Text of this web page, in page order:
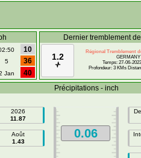
10
5
36
Jan 40
Dernier tremblement
1.2
Régional Tremblement
GERMANY
Temps: 27-06-
Profondeur: 3 KMs
Précipitations - inch
2026
11.87
Août
1.43
0.06